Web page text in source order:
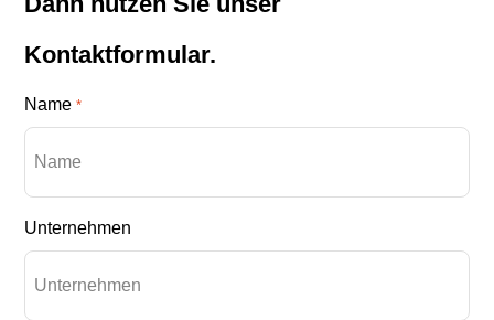
Kontaktformular.
Name *
Unternehmen